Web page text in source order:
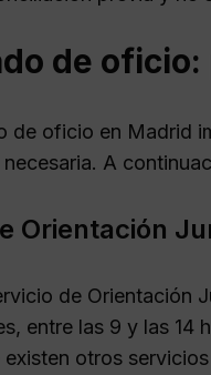
de
de oficio en Madrid
A
Orientación
de Orientación
entre las 9 y las 14
otros